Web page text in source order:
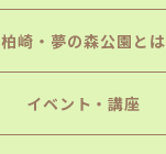
柏崎・夢の森公園とは
イベント・講座